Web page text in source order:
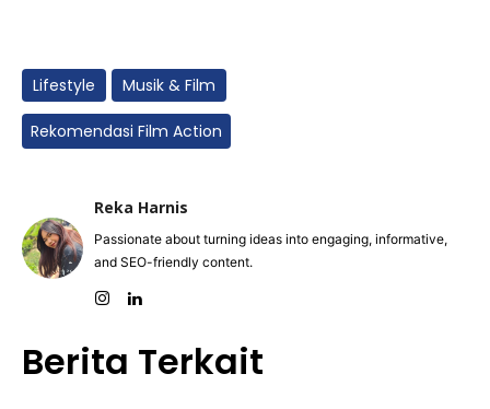
Lifestyle Musik & Film
Rekomendasi Film Action
Reka Harnis
Passionate about turning ideas into engaging, informative,
and SEO-friendly content.
Berita Terkait